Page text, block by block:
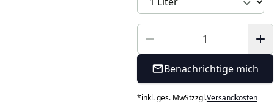
Benachrichtige mich
*inkl. ges. MwStzzgl.Versandkosten